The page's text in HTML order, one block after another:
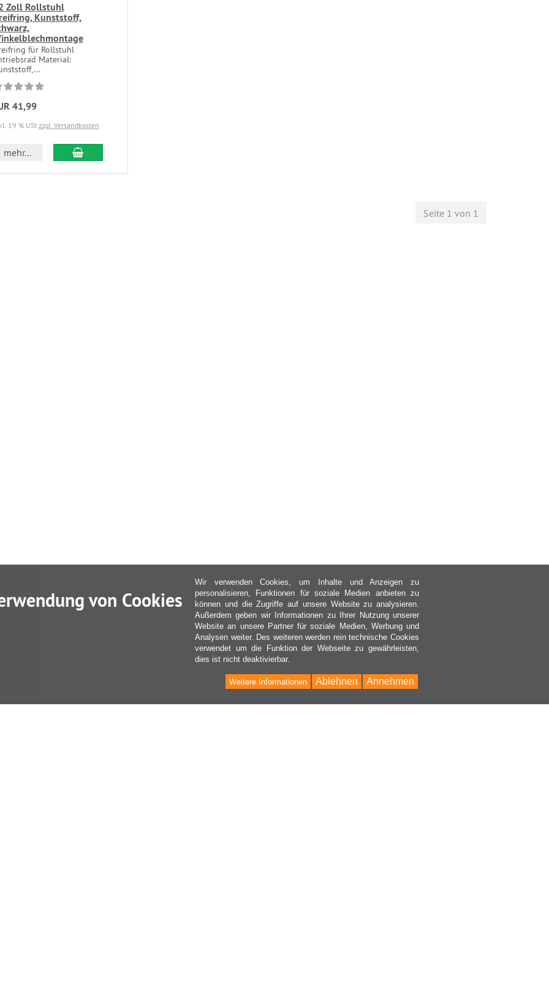
Zoll Rollstuhl
Kunststoff,
für Rollstuhl
Material:
41,99
19 % USt zzgl. Versandkosten
mehr...
Seite 1 von 1
von Cookies
Wir verwenden Cookies, um Inhalte und Anzeigen zu
personalisieren, Funktionen für soziale Medien anbieten zu
können und die Zugriffe auf unsere Website zu analysieren.
Außerdem geben wir Informationen zu Ihrer Nutzung unserer
Website an unsere Partner für soziale Medien, Werbung und
Analysen weiter. Des weiteren werden rein technische Cookies
verwendet um die Funktion der Webseite zu gewährleisten,
dies ist nicht deaktivierbar.
Annehmen
Ablehnen
Weitere Informationen